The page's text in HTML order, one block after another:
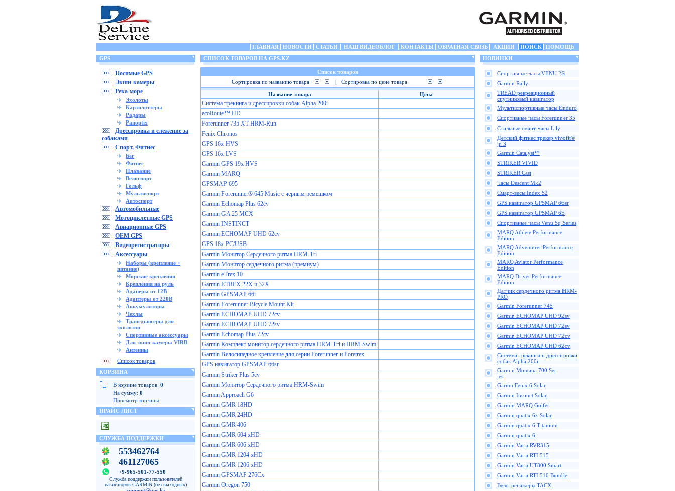
ГЛАВНАЯ НОВОСТИ СТАТЬИ НАШ ВИДЕОБЛОГ КОНТАКТЫ ОБРАТНАЯ СВЯЗЬ АКЦИИ ПОИСК
ПОМОЩЬ
GPS
Носимые GPS
Экшн-камеры
Река-море
Эхолоты
Картплоттеры
Радары
Panoptix
Дрессировка и слежение за
собаками
Спорт, Фитнес
Бег
Фитнес
Плавание
Велоспорт
Гольф
Мультиспорт
Автоспорт
Автомобильные
Мотоциклетные GPS
Авиационные GPS
OEM GPS
Видеорегистраторы
Аксессуары
Наборы (крепление +
питание)
Морские крепления
Крепления на руль
Адаперы от 12В
Адаптеры от 220В
Аккумуляторы
Чехлы
Трансдьюсеры для
эхолотов
Спортивные аксессуары
Для экшн-камеры VIRB
Антенны
Список товаров
КОРЗИНА
В корзине товаров: 0
На сумму: 0
Просмотр корзины
ПРАЙС ЛИСТ
СЛУЖБА ПОДДЕРЖКИ
553462764
461127065
+9-965-501-77-550
Служба поддержки пользователей
навигаторов GARMIN (без выходных)
СПИСОК ТОВАРОВ НА GPS.KZ
Список товаров
Сортировка по названию товара:
| Сортировка по цене товара
Название товара Цена
Cистема трекинга и дрессировки собак Alpha 200i
ecoRoute™ HD
Forerunner 735 XT HRM-Run
Fenix Chronos
GPS 16x HVS
GPS 16x LVS
Garmin GPS 19x HVS
Garmin MARQ
GPSMAP 695
Garmin Forerunner® 645 Music с черным ремешком
Garmin Echomap Plus 62cv
Garmin GA 25 MCX
Garmin INSTINCT
Garmin ECHOMAP UHD 62cv
GPS 18x PC/USB
Garmin Монитор Сердечного ритма HRM-Tri
Garmin Монитор сердечного ритма (премиум)
Garmin eTrex 10
Garmin ETREX 22X и 32X
Garmin GPSMAP 66i
Garmin Forerunner Bicycle Mount Kit
Garmin ECHOMAP UHD 72cv
Garmin ECHOMAP UHD 72sv
Garmin Echomap Plus 72cv
Garmin Комплект монитор сердечного ритма HRM-Tri и HRM-Swim
Garmin Велосипедное крепление для серии Forerunner и Foretrex
GPS навигатор GPSMAP 66sr
Garmin Striker Plus 5cv
Garmin Монитор Сердечного ритма HRM-Swim
Garmin Approach G6
Garmin GMR 18HD
Garmin GMR 24HD
Garmin GMR 406
Garmin GMR 604 xHD
Garmin GMR 606 xHD
Garmin GMR 1204 xHD
Garmin GMR 1206 xHD
Garmin GPSMAP 276Cx
Garmin Oregon 750
НОВИНКИ
Спортивные часы VENU 2S
Garmin Rally
TREAD рекреационный
спутниковый навигатор
Мультиспортивные часы Enduro
Спортивные часы Forerunner 35
Стильные смарт-часы Lily
Детский фитнес трекер vivofit®
jr. 3
Garmin Catalyst™
STRIKER VIVID
STRIKER Cast
Часы Descent Mk2
Смарт-весы Index S2
GPS навигатор GPSMAP 66sr
GPS навигатор GPSMAP 65
Спортивные часы Venu Sq Series
MARQ Athlete Performance
Edition
MARQ Adventurer Performance
Edition
MARQ Aviator Performance
Edition
MARQ Driver Performance
Edition
Датчик сердечного ритма HRM-
PRO
Garmin Forerunner 745
Garmin ECHOMAP UHD 92sv
Garmin ECHOMAP UHD 72sv
Garmin ECHOMAP UHD 72cv
Garmin ECHOMAP UHD 62cv
Cистема трекинга и дрессировки
собак Alpha 200i
Garmin Montana 700 Ser
ies
Garmn Fenix 6 Solar
Garmin Instinct Solar
Garmin MARQ Golfer
Garmin quatix 6x Solar
Garmin quatix 6 Titanium
Garmin quatix 6
Garmin Varia RVR315
Garmin Varia RTL515
Garmin Varia UT800 Smart
Garmin Varia RTL510 Bundle
Велотренажеры TACX